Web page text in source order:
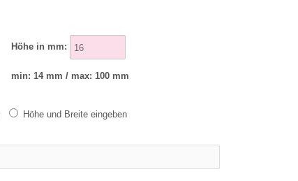
Höhe in mm:
min: 14 mm / max: 100 mm
Höhe und Breite eingeben